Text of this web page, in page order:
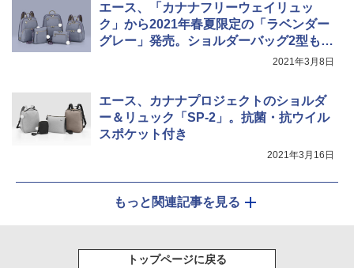
エース、「カナナフリーウェイリュッ
ク」から2021年春夏限定の「ラベンダー
グレー」発売。ショルダーバッグ2型も登
2021年3月8日
エース、カナナプロジェクトのショルダ
ー＆リュック「SP-2」。抗菌・抗ウイル
スポケット付き
2021年3月16日
もっと関連記事を見る
トップページに戻る